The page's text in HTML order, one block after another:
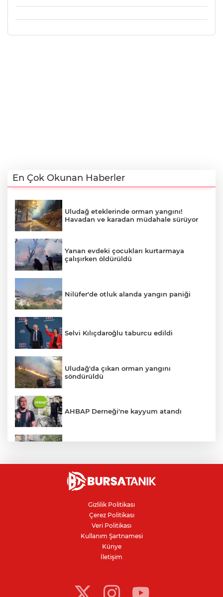
En Çok Okunan Haberler
Uludağ eteklerinde orman yangını!
Havadan ve karadan müdahale sürüyor
Yanan evdeki çocukları kurtarmaya
çalışırken öldürüldü
Nilüfer'de otluk alanda yangın paniği
Selvi Kılıçdaroğlu taburcu edildi
Uludağ'da çıkan orman yangını
söndürüldü
AHBAP Derneği'ne kayyum atandı
Avcılar Belediye Başkanı hakkında
tahliye kararı
Bursa'da vatandaşa zorla hesap açtırıp
kara para aklayan çeteye operasyon
Bursaspor'da 2026-2027 sezonu forma
Gizlilik Politikası
Çerez Politikası
Veri Politikası
Kullanım Şartnamesi
Künye
İletişim